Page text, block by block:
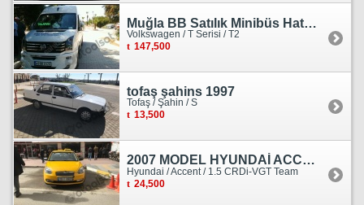
Muğla BB Satılık Minibüs Hatı Volkswagen Crafter
Volkswagen / T Serisi / T2
147,500
tofaş şahins 1997
Tofaş / Şahin / S
13,500
2007 MODEL HYUNDAİ ACCENT ERA MOTOR YENİ YAPILDI
Hyundai / Accent / 1.5 CRDi-VGT Team
24,500